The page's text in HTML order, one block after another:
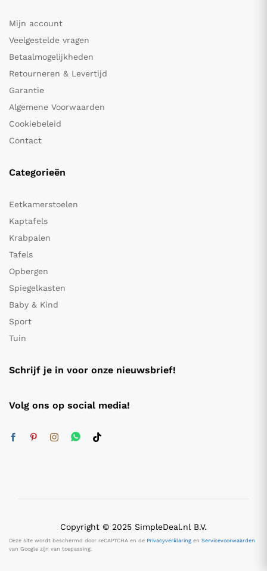
Mijn account
Veelgestelde vragen
Betaalmogelijkheden
Retourneren & Levertijd
Garantie
Algemene Voorwaarden
Cookiebeleid
Contact
Categorieën
Eetkamerstoelen
Kaptafels
Krabpalen
Tafels
Opbergen
Spiegelkasten
Baby & Kind
Sport
Tuin
Schrijf je in voor onze nieuwsbrief!
Volg ons op social media!
Copyright © 2025 SimpleDeal.nl B.V.
Deze site wordt beschermd door reCAPTCHA en de Privacyverklaring en Servicevoorwaarden
van Google zijn van toepassing.